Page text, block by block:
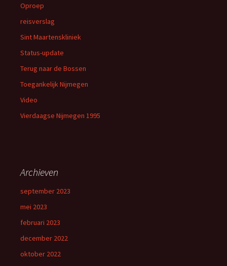
Oproep
reisverslag
Sint Maartenskliniek
Status-update
Terug naar de Bossen
Toegankelijk Nijmegen
Video
Vierdaagse Nijmegen 1995
Archieven
september 2023
mei 2023
februari 2023
december 2022
oktober 2022